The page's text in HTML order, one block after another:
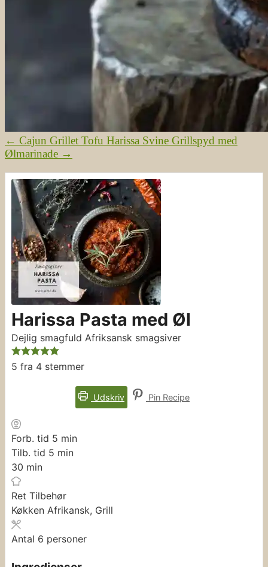
← Cajun Grillet Tofu Harissa Svine Grillspyd med
Ølmarinade →
Harissa Pasta med Øl
Dejlig smagfuld Afriksansk smagsiver
5 fra 4 stemmer
Udskriv Pin Recipe
Forb. tid 5 minutter
min
Tilb. tid 5 minutter
min
30 minutter
min
Ret Tilbehør
Køkken Afrikansk, Grill
Antal 6 personer